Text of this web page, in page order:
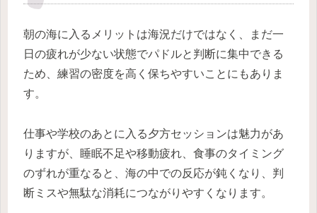
朝の海に入るメリットは海況だけではなく、まだ一
日の疲れが少ない状態でパドルと判断に集中できる
ため、練習の密度を高く保ちやすいことにもありま
す。
仕事や学校のあとに入る夕方セッションは魅力があ
りますが、睡眠不足や移動疲れ、食事のタイミング
のずれが重なると、海の中での反応が鈍くなり、判
断ミスや無駄な消耗につながりやすくなります。